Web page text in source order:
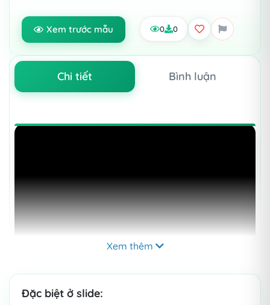
Xem trước mẫu 0 0
Chi tiết Bình luận
Xem thêm
Đặc biệt ở slide: